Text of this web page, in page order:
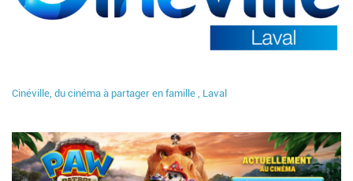
Cinéville, du cinéma à partager en famille , Laval